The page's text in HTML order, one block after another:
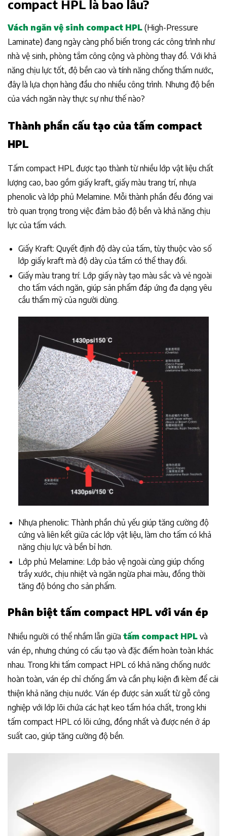
compact HPL là bao lâu?
Vách ngăn vệ sinh compact HPL (High-Pressure
Laminate) đang ngày càng phổ biến trong các công trình như
nhà vệ sinh, phòng tắm công cộng và phòng thay đồ. Với khả
năng chịu lực tốt, độ bền cao và tính năng chống thấm nước,
đây là lựa chọn hàng đầu cho nhiều công trình. Nhưng độ bền
của vách ngăn này thực sự như thế nào?
Thành phần cấu tạo của tấm compact
HPL
Tấm compact HPL được tạo thành từ nhiều lớp vật liệu chất
lượng cao, bao gồm giấy kraft, giấy màu trang trí, nhựa
phenolic và lớp phủ Melamine. Mỗi thành phần đều đóng vai
trò quan trọng trong việc đảm bảo độ bền và khả năng chịu
lực của tấm vách.
Giấy Kraft: Quyết định độ dày của tấm, tùy thuộc vào số
lớp giấy kraft mà độ dày của tấm có thể thay đổi.
Giấy màu trang trí: Lớp giấy này tạo màu sắc và vẻ ngoài
cho tấm vách ngăn, giúp sản phẩm đáp ứng đa dạng yêu
cầu thẩm mỹ của người dùng.
Nhựa phenolic: Thành phần chủ yếu giúp tăng cường độ
cứng và liên kết giữa các lớp vật liệu, làm cho tấm có khả
năng chịu lực và bền bỉ hơn.
Lớp phủ Melamine: Lớp bảo vệ ngoài cùng giúp chống
trầy xước, chịu nhiệt và ngăn ngừa phai màu, đồng thời
tăng độ bóng cho sản phẩm.
Phân biệt tấm compact HPL với ván ép
Nhiều người có thể nhầm lẫn giữa tấm compact HPL và
ván ép, nhưng chúng có cấu tạo và đặc điểm hoàn toàn khác
nhau. Trong khi tấm compact HPL có khả năng chống nước
hoàn toàn, ván ép chỉ chống ẩm và cần phụ kiện đi kèm để cải
thiện khả năng chịu nước. Ván ép được sản xuất từ gỗ công
nghiệp với lớp lõi chứa các hạt keo tẩm hóa chất, trong khi
tấm compact HPL có lõi cứng, đồng nhất và được nén ở áp
suất cao, giúp tăng cường độ bền.